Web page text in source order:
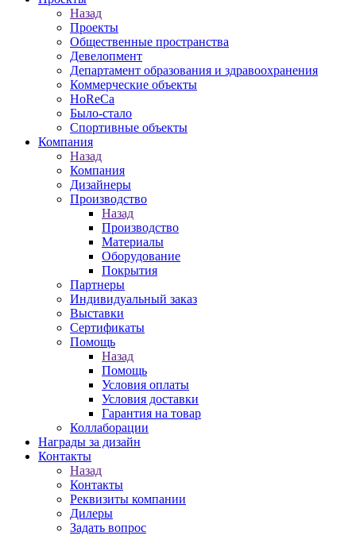
Назад
Проекты
Общественные пространства
Девелопмент
Департамент образования и здравоохранения
Коммерческие объекты
HoReCa
Было-стало
Спортивные объекты
Компания
Назад
Компания
Дизайнеры
Производство
Назад
Производство
Материалы
Оборудование
Покрытия
Партнеры
Индивидуальный заказ
Выставки
Сертификаты
Помощь
Назад
Помощь
Условия оплаты
Условия доставки
Гарантия на товар
Коллаборации
Награды за дизайн
Контакты
Назад
Контакты
Реквизиты компании
Дилеры
Задать вопрос